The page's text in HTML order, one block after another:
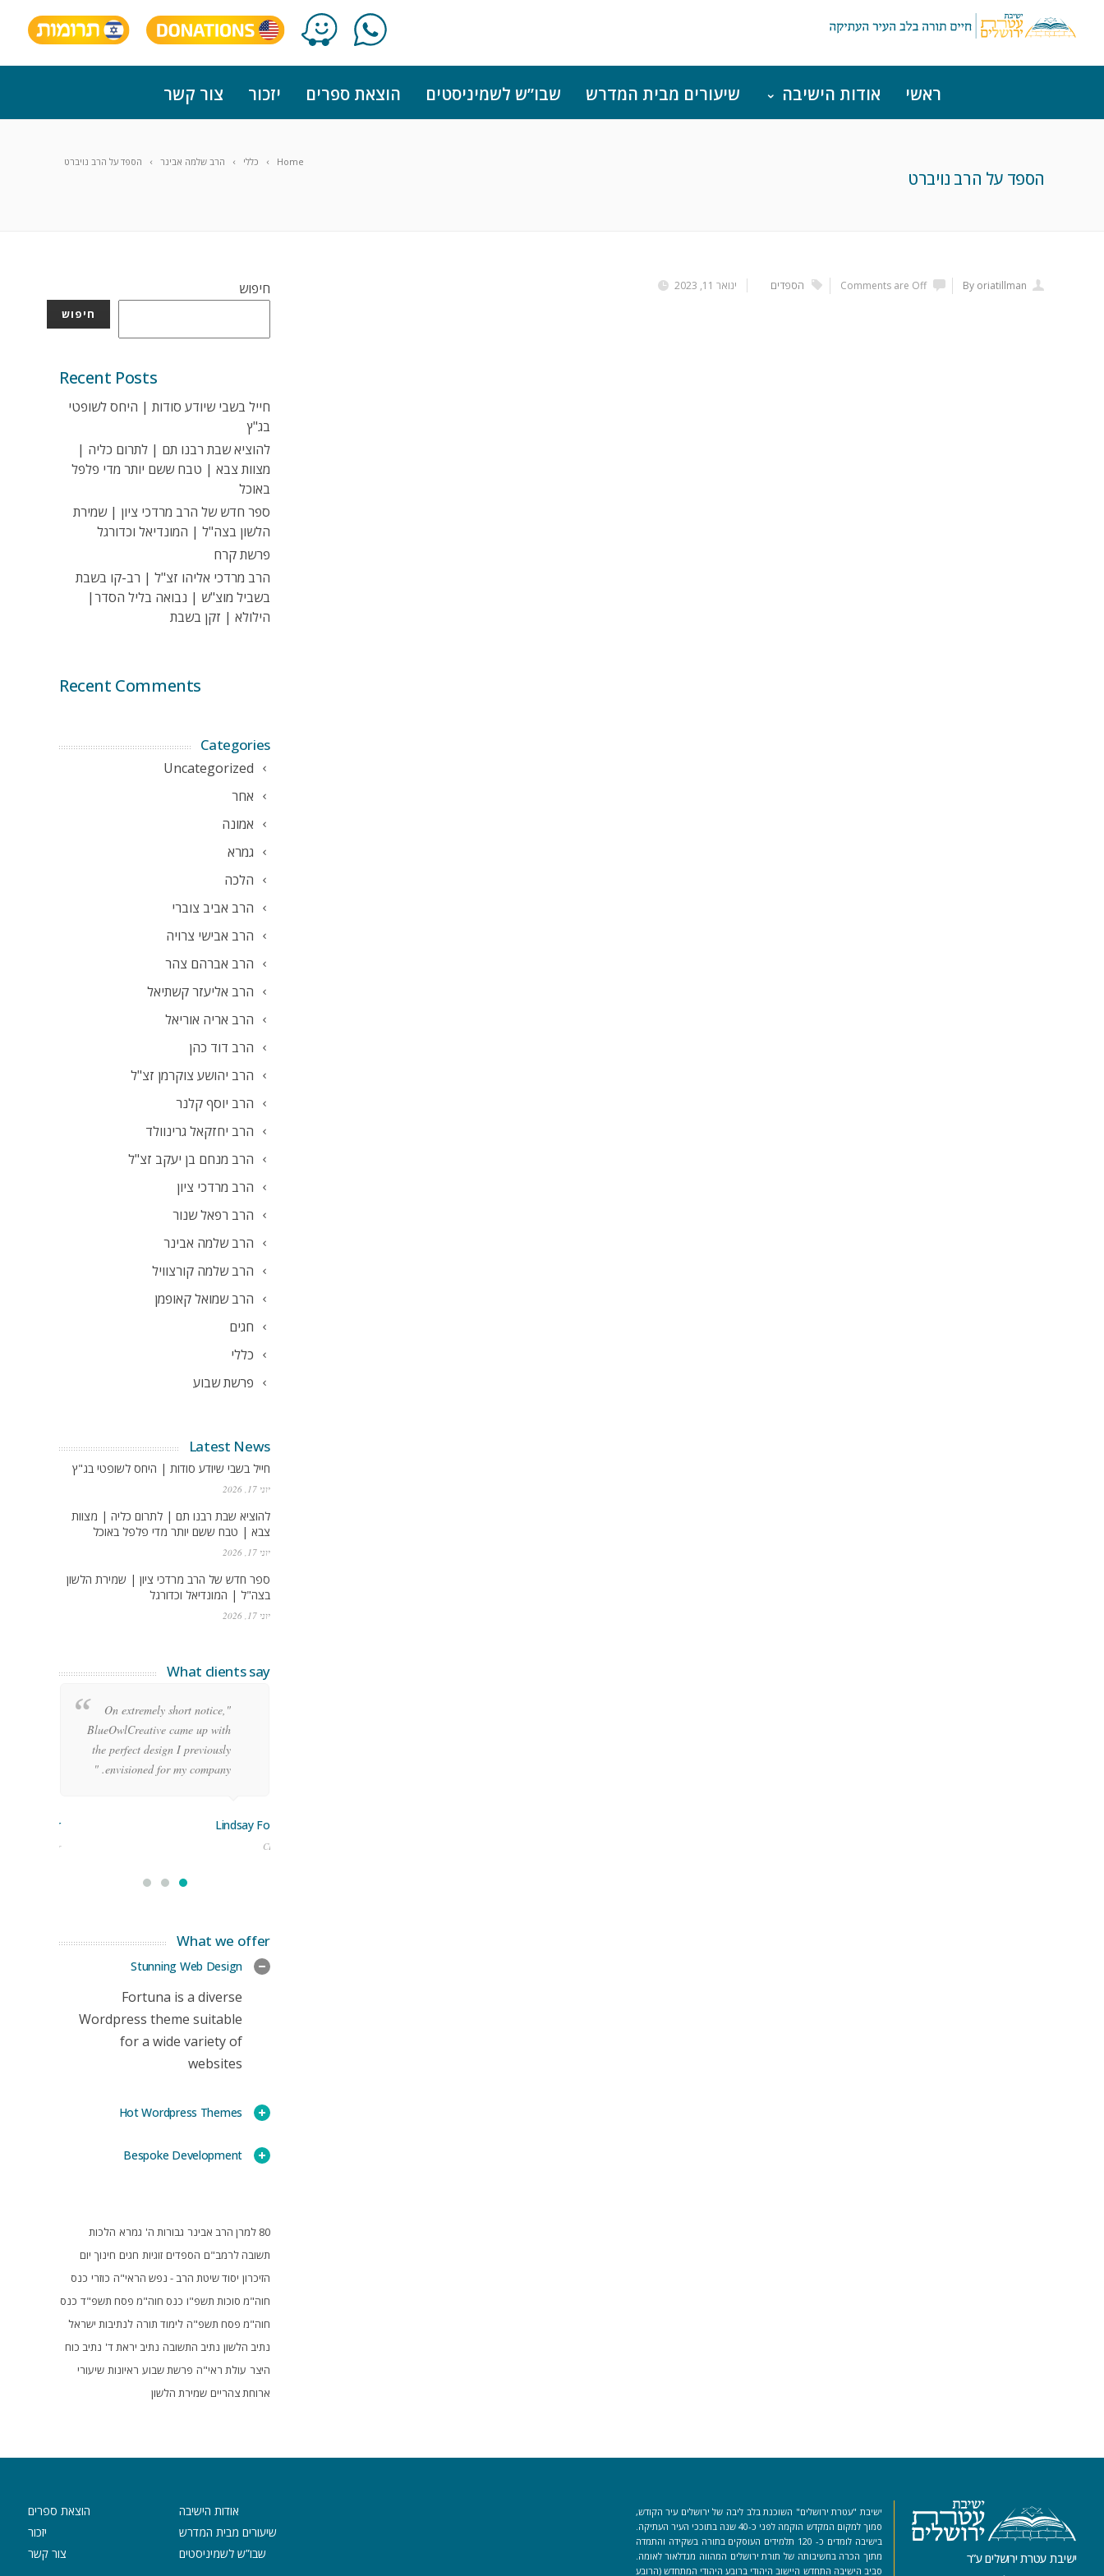
ראשי אודות הישיבה שיעורים מבית המדרש שבו”ש לשמיניסטים הוצאת ספרים יזכור צור קשר
Home כללי הרב שלמה אבינר הספד על הרב נויברט
הספד על הרב נויברט
ינואר 11, 2023 By oriatillman
Comments are Off הספדים חיפוש
חיפוש
Recent Posts
חייל בשבי שיודע סודות | היחס לשופטי
בג"ץ
להוציא שבת רבנו תם | לתרום כליה |
מצוות צבא | טבח ששם יותר מדי פלפל
באוכל
ספר חדש של הרב מרדכי ציון | שמירת
הלשון בצה"ל | המונדיאל וכדורגל
פרשת קרח
הרב מרדכי אליהו זצ"ל | רב-קו בשבת
בשביל מוצ"ש | נבואה בליל הסדר|
הילולא | זקן בשבת
Recent Comments
Categories
Uncategorized
אחר
אמונה
גמרא
הלכה
הרב אביב צוברי
הרב אבישי צרויה
הרב אברהם צהר
הרב אליעזר קשתיאל
הרב אריה אוריאל
הרב דוד כהן
הרב יהושע צוקרמן זצ"ל
הרב יוסף קלנר
הרב יחזקאל גרינוולד
הרב מנחם בן יעקב זצ"ל
הרב מרדכי ציון
הרב רפאל שנור
הרב שלמה אבינר
הרב שלמה קורצוויל
הרב שמואל קאופמן
חגים
כללי
פרשת שבוע
Latest News
חייל בשבי שיודע סודות | היחס לשופטי בג"ץ
יוני 17, 2026
להוציא שבת רבנו תם | לתרום כליה | מצוות
צבא | טבח ששם יותר מדי פלפל באוכל
יוני 17, 2026
ספר חדש של הרב מרדכי ציון | שמירת הלשון
בצה"ל | המונדיאל וכדורגל
יוני 17, 2026
What clients say
"On extremely short notice,
BlueOwlCreative came up with
the perfect design I previously
envisioned for my company. "
Lindsay Ford
CEO
Stoner
Manager
What we offer
Stunning Web Design
Fortuna is a diverse
Wordpress theme suitable
for a wide variety of
websites
Hot Wordpress Themes
Bespoke Development
80 למרן הרב אבינר גבורות ה' גמרא הלכות
תשובה לרמב"ם הספדים זוגיות חגים חינוך יום
הזיכרון יסוד שיטת הרב - נפש הראי"ה כוזרי כנס
חוה"מ סוכות תשפ"ו כנס חוה"מ פסח תשפ"ד כנס
חוה"מ פסח תשפ"ה לימוד תורה לנתיבות ישראל
נתיב הלשון נתיב התשובה נתיב יראת ד' נתיב כוח
היצר עולת ראי"ה פרשת שבוע ראיונות שיעורי
ארוחת צהריים שמירת הלשון
ישיבת עטרת ירושלים ע”ר
ישיבת "עטרת ירושלים" השוכנת בלב ליבה של ירושלים עיר הקודש,
סמוך למקום המקדש הוקמה לפני כ-40 שנה בתוככי העיר העתיקה.
בישיבה לומדים כ- 120 תלמידים העוסקים בתורה בשקידה והתמדה
מתוך הכרה בחשיבותה של תורת ירושלים המהווה מגדלאור לאומה.
סביב הישיבה התחדש היישוב היהודי ברובע היהודי המתחדש (הרובע
אודות הישיבה
שיעורים מבית המדרש
שבו”ש לשמיניסטים
הוצאת ספרים
יזכור
צור קשר